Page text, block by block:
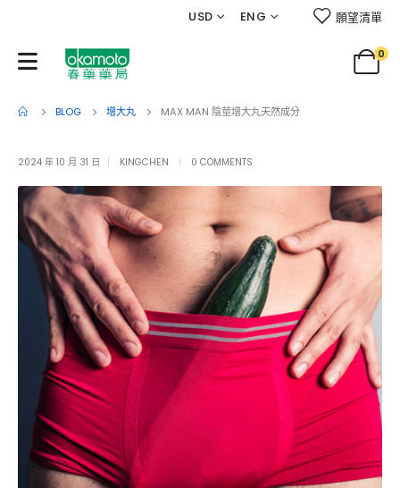
USD ENG 願望清單
0
BLOG 增大丸 MAX MAN 陰莖增大丸天然成分
2024 年 10 月 31 日 KINGCHEN 0 COMMENTS